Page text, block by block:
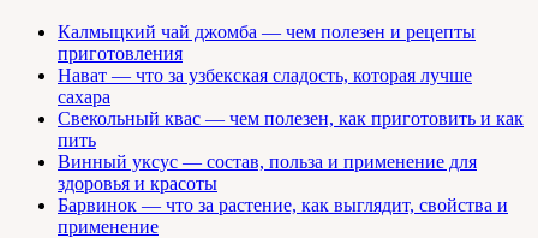
Калмыцкий чай джомба — чем полезен и рецепты
приготовления
Нават — что за узбекская сладость, которая лучше
сахара
Свекольный квас — чем полезен, как приготовить и как
пить
Винный уксус — состав, польза и применение для
здоровья и красоты
Барвинок — что за растение, как выглядит, свойства и
применение